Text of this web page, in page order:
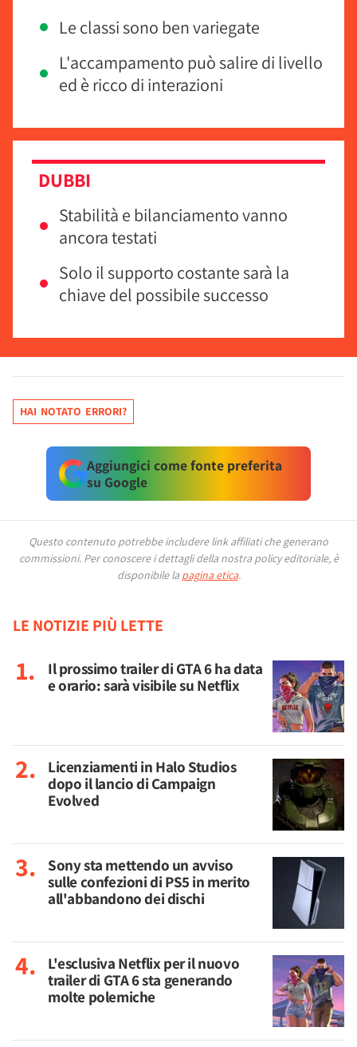
Le classi sono ben variegate
L'accampamento può salire di livello
ed è ricco di interazioni
DUBBI
Stabilità e bilanciamento vanno
ancora testati
Solo il supporto costante sarà la
chiave del possibile successo
HAI NOTATO ERRORI?
Aggiungici come fonte preferita
su Google
Questo contenuto potrebbe includere link affiliati che generano
commissioni. Per conoscere i dettagli della nostra policy editoriale, è
disponibile la pagina etica.
LE NOTIZIE PIÙ LETTE
Il prossimo trailer di GTA 6 ha data
e orario: sarà visibile su Netflix
Licenziamenti in Halo Studios
dopo il lancio di Campaign
Evolved
Sony sta mettendo un avviso
sulle confezioni di PS5 in merito
all'abbandono dei dischi
L'esclusiva Netflix per il nuovo
trailer di GTA 6 sta generando
molte polemiche